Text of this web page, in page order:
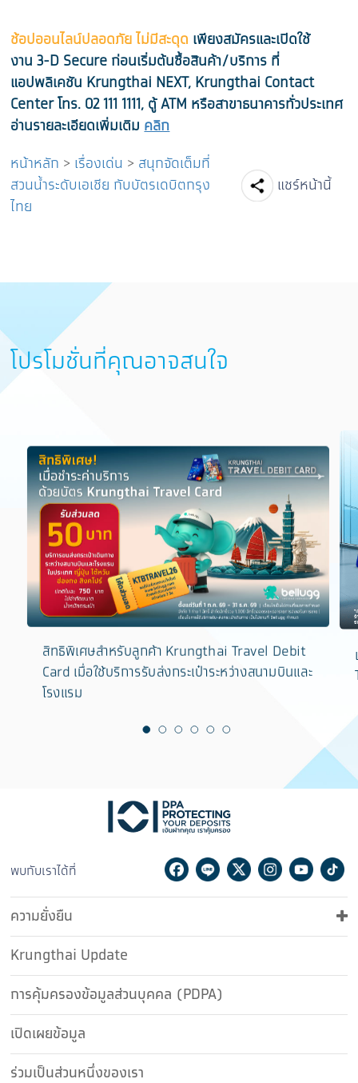
ช้อปออนไลน์ปลอดภัย ไม่มีสะดุด เพียงสมัครและเปิดใช้
งาน 3-D Secure ก่อนเริ่มต้นซื้อสินค้า/บริการ ที่
แอปพลิเคชัน Krungthai NEXT, Krungthai Contact
Center โทร. 02 111 1111, ตู้ ATM หรือสาขาธนาคารทั่วประเทศ
อ่านรายละเอียดเพิ่มเติมคลิก
หน้าหลัก > เรื่องเด่น > สนุกจัดเต็มที่
สวนน้ำระดับเอเชีย กับบัตรเดบิตกรุง
ไทย
แชร์หน้านี้
Facebook
Line
โปรโมชั่นที่คุณอาจสนใจ
​สิทธิพิเศษสำหรับลูกค้า Krungthai Travel Debit
Card เมื่อใช้บริการรับส่งกระเป๋าระหว่างสนามบินและ
โรงแรม
พบกับเราได้ที่ Facebook
LineTwitterInstagram
ความยั่งยืน
Krungthai Update
การคุ้มครองข้อมูลส่วนบุคคล (PDPA)
เปิดเผยข้อมูล
ร่วมเป็นส่วนหนึ่งของเรา